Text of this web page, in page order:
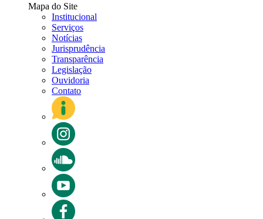
Mapa do Site
Institucional
Serviços
Notícias
Jurisprudência
Transparência
Legislação
Ouvidoria
Contato